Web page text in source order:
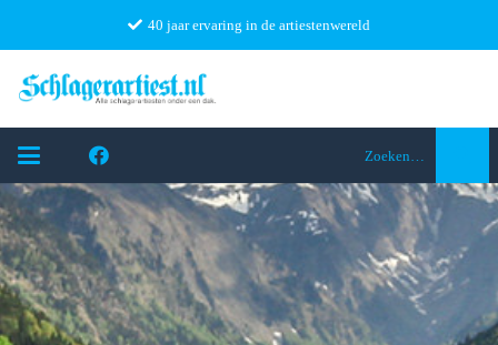
40 jaar ervaring in de artiestenwereld
Zoeken…